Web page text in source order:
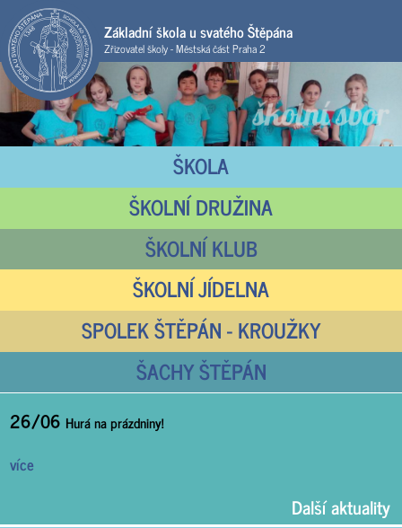
Základní škola u svatého Štěpána
Zřizovatel školy - Městská část Praha 2
ŠKOLA
ŠKOLNÍ DRUŽINA
ŠKOLNÍ KLUB
ŠKOLNÍ JÍDELNA
SPOLEK ŠTĚPÁN - KROUŽKY
ŠACHY ŠTĚPÁN
26/06 Hurá na prázdniny!
více
Další aktuality